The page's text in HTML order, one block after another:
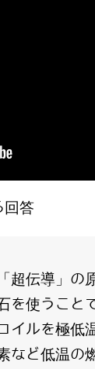
回答
超伝導」の
を使うことで
イルを極低
など低温の